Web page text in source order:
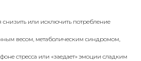
или исключить потребление
весом, метаболическим синдромом,
стресса или «заедает» эмоции сладким